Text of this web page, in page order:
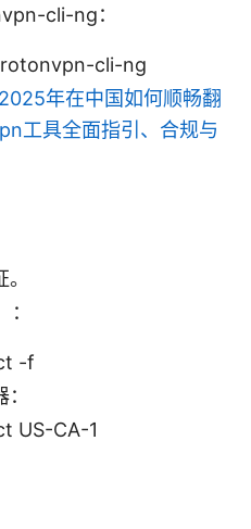
cli-ng：
cli-ng
2025年在中国如何顺畅翻
工具全面指引、合规与
-f
US-CA-1